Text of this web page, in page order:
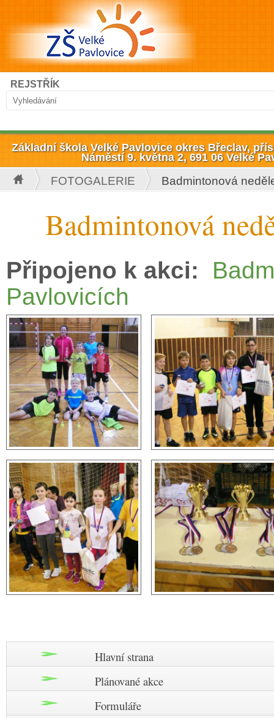
Přejít k hlavnímu obsahu
Vyhledávání
Hledat
REJSTŘÍK
Základní škola Velké Pavlovice okres Břeclav,
Náměstí 9. května 2, 691 06 Velké
Jste zde
FOTOGALERIE Badmintonová
Badmintonová
Připojeno k akci:
Pavlovicích
Hlavní strana
Plánované akce
Formuláře